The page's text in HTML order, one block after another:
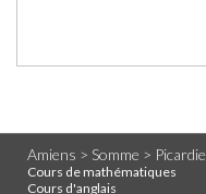
Amiens > Somme > Picardie
Cours de mathématiques
Cours d'anglais